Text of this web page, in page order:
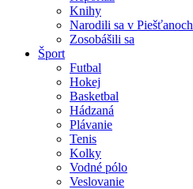
Knihy
Narodili sa v Piešťanoch
Zosobášili sa
Šport
Futbal
Hokej
Basketbal
Hádzaná
Plávanie
Tenis
Kolky
Vodné pólo
Veslovanie